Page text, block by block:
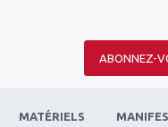
ABONNEZ-
MATÉRIELS